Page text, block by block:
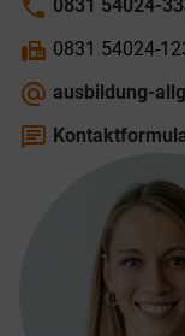
phone 0831 54024-
fax 0831 54024-
alternate_email ausbildung-
chat